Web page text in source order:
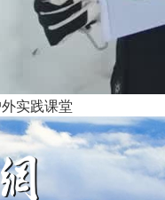
实践课堂